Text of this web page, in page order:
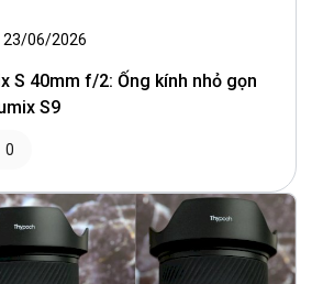
23/06/2026
S 40mm f/2: Ống kính nhỏ gọn
S9
0